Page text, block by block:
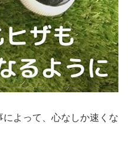
よって、心なしか速くな